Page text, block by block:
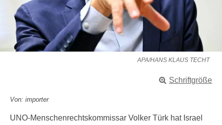
APA/HANS KLAUS TECHT
Schriftgröße
Von: importer
UNO-Menschenrechtskommissar Volker Türk hat Israel